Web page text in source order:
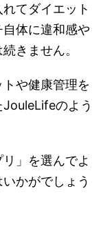
てダイエット
体に違和感や
きません。
や健康管理を
のよう
」を選んでよ
かがでしょう